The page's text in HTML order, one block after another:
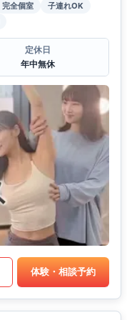
完全個室
子連れOK
定休日
年中無休
体験・相談予約